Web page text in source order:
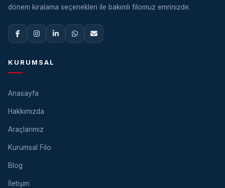
dönem kiralama seçenekleri ile bakımlı filomuz emrinizde.
KURUMSAL
Anasayfa
Hakkımızda
Araçlarımız
Kurumsal Filo
Blog
İletişim